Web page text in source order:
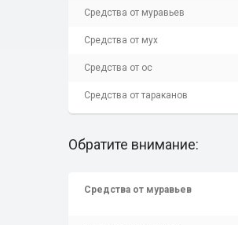
Средства от муравьев
Средства от мух
Средства от ос
Средства от тараканов
Обратите внимание:
Средства от муравьев